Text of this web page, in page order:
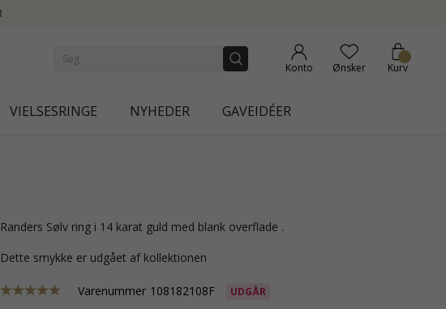
Konto Ønsker Kurv
VIELSESRINGE NYHEDER GAVEIDÉER
Randers Sølv ring i 14 karat guld med blank overflade .
Dette smykke er udgået af kollektionen
Varenummer 108182108F UDGÅR